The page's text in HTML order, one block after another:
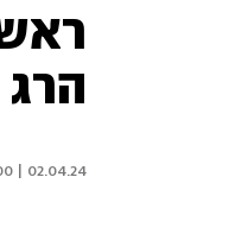
02.04.24 | 19:00